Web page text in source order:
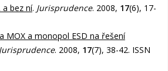
a bez ní. Jurisprudence. 2008, 17(6), 17-
MOX a monopol ESD na řešení
Jurisprudence. 2008, 17(7), 38-42. ISSN